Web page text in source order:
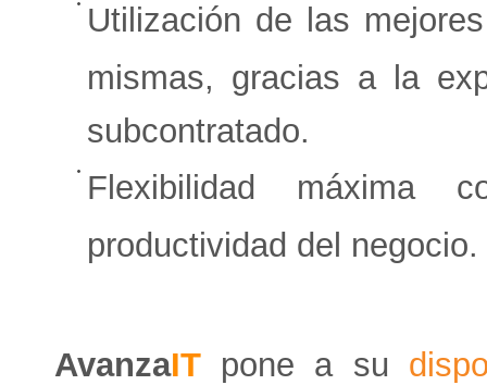
Utilización de las
mismas, gracias a la
subcontratado.
Flexibilidad máxima
productividad del negocio.
AvanzaIT pone a su